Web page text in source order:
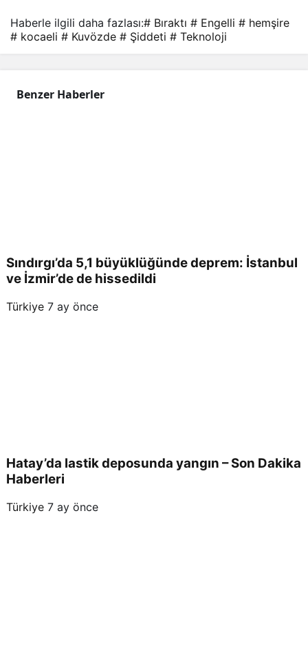
Haberle ilgili daha fazlası:# Bıraktı # Engelli # hemşire
# kocaeli # Kuvözde # Şiddeti # Teknoloji
Benzer Haberler
Sındırgı’da 5,1 büyüklüğünde deprem: İstanbul
ve İzmir’de de hissedildi
Türkiye 7 ay önce
Hatay’da lastik deposunda yangın – Son Dakika
Haberleri
Türkiye 7 ay önce